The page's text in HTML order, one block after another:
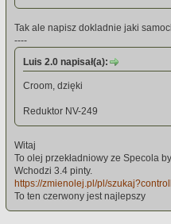
Tak ale napisz dokladnie jaki
----
Luis 2.0 napisał(a):
Croom, dzięki
Reduktor NV-249
Witaj
To olej przekładniowy ze Specola
Wchodzi 3.4 pinty.
https://zmienolej.pl/pl/
To ten czerwony jest najlepszy